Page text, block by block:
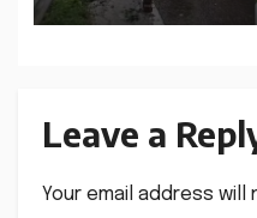
Leave a
Your email address will